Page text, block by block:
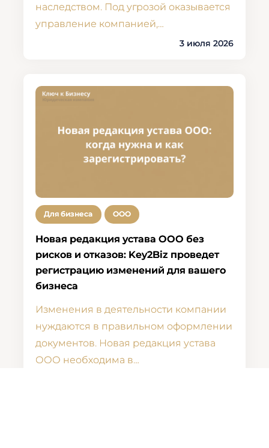
наследством. Под угрозой оказывается
управление компанией,…
3 июля 2026
Для бизнеса ООО
Новая редакция устава ООО без
рисков и отказов: Key2Biz проведет
регистрацию изменений для вашего
бизнеса
Изменения в деятельности компании
нуждаются в правильном оформлении
документов. Новая редакция устава
ООО необходима в…